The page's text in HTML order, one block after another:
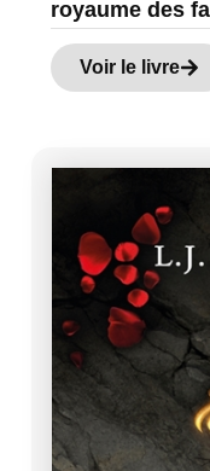
royaume des
Voir le livre